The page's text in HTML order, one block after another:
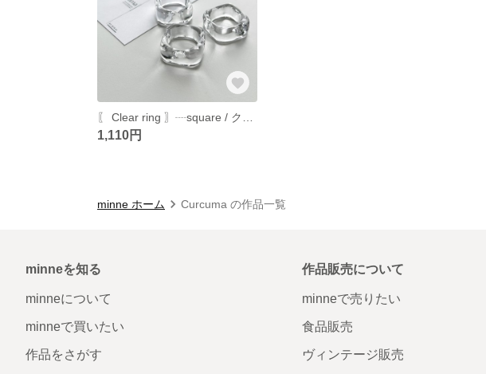
1,110円
minne ホーム Curcuma の作品一覧
minneを知る
minneについて
minneで買いたい
作品をさがす
作品販売について
minneで売りたい
食品販売
ヴィンテージ販売